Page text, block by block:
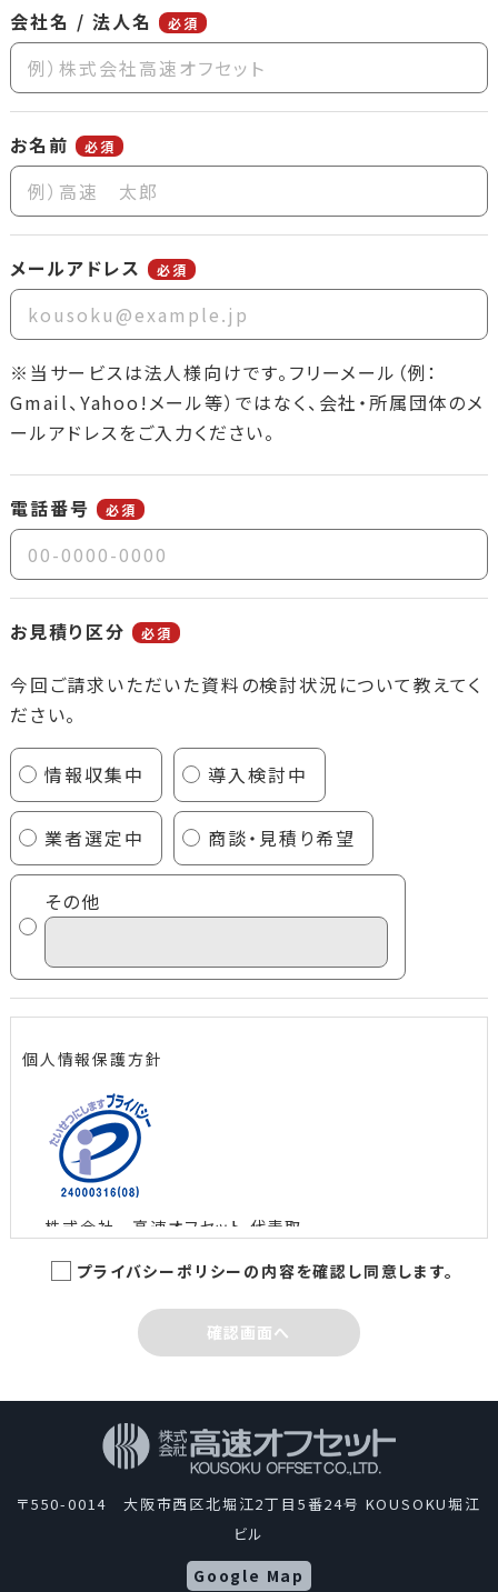
会社名 / 法人名 必須
お名前 必須
メールアドレス 必須
※当サービスは法人様向けです。フリーメール（例：
Gmail、Yahoo!メール等）ではなく、会社・所属団体のメ
ールアドレスをご入力ください。
電話番号 必須
お見積り区分 必須
今回ご請求いただいた資料の検討状況について教えてく
ださい。
情報収集中 導入検討中
業者選定中 商談・見積り希望
その他
個人情報保護方針
株式会社 高速オフセット 代表取
締役社長 島田 智
制定日：2005年3月1日
最終改定日：2022年6月10日
テンツを制作して、情報文化の一翼を担っているという
自覚のもとに、業務として取扱う個人情報を適切に管
理し、保護するため、次の通り「個人情報保護方針」を
定めます。当社はこの方針を全役員、全従業者に周知
徹底させて、実行、改善、維持します。
プライバシーポリシーの内容を確認し同意します。
確認画面へ
〒550-0014 大阪市西区北堀江2丁目5番24号 KOUSOKU堀江
ビル
Google Map